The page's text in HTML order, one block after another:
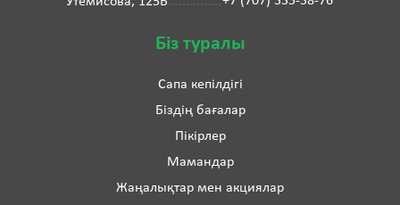
Біз туралы
Сапа кепілдігі
Біздің бағалар
Пікірлер
Мамандар
Жаңалықтар мен акциялар